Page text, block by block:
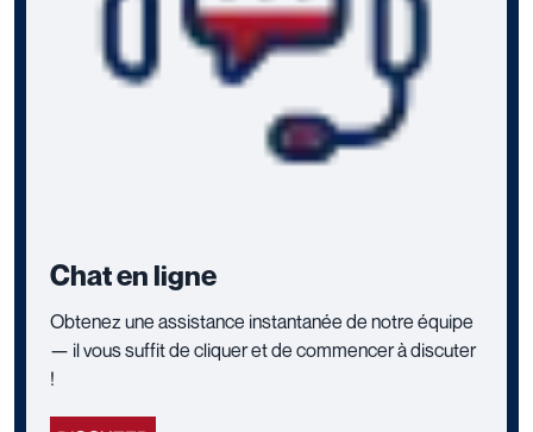
Chat en ligne
Obtenez une assistance instantanée de notre équipe
— il vous suffit de cliquer et de commencer à discuter
!